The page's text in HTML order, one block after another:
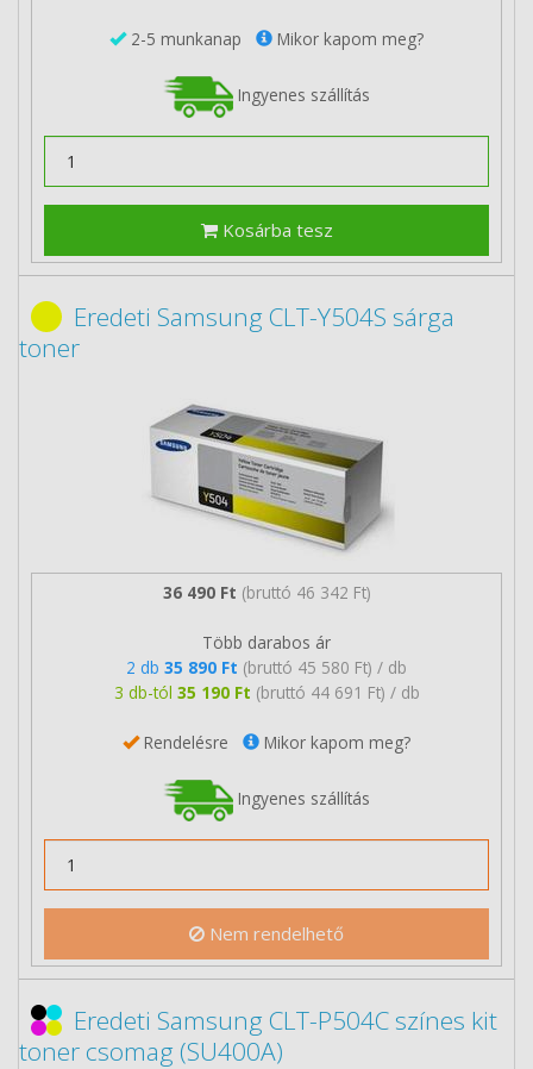
2-5 munkanap Mikor kapom meg?
Ingyenes szállítás
Kosárba tesz
Eredeti Samsung CLT-Y504S sárga
toner
36 490 Ft (bruttó 46 342 Ft)
Több darabos ár
2 db 35 890 Ft (bruttó 45 580 Ft) / db
3 db-tól 35 190 Ft (bruttó 44 691 Ft) / db
Rendelésre Mikor kapom meg?
Ingyenes szállítás
Nem rendelhető
Eredeti Samsung CLT-P504C színes kit
toner csomag (SU400A)